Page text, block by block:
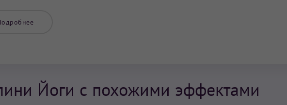
Йоги с похожими эффектами